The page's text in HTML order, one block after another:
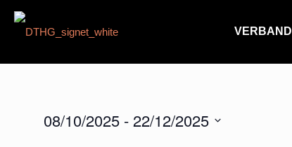
VERBAND
08/10/2025 - 22/12/2025